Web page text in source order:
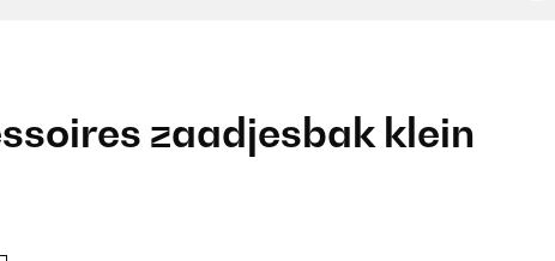
zaadjesbak klein